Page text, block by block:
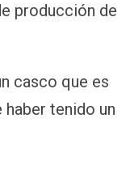
producción de
casco que es
haber tenido un